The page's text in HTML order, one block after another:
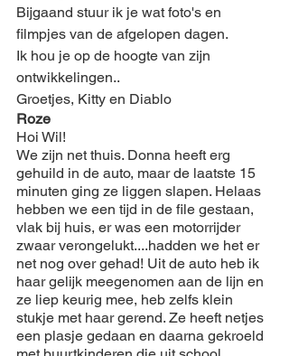
Bijgaand stuur ik je wat foto's en
filmpjes van de afgelopen dagen.
Ik hou je op de hoogte van zijn
ontwikkelingen..
Groetjes, Kitty en Diablo
Roze
Hoi Wil!
We zijn net thuis. Donna heeft erg
gehuild in de auto, maar de laatste 15
minuten ging ze liggen slapen. Helaas
hebben we een tijd in de file gestaan,
vlak bij huis, er was een motorrijder
zwaar verongelukt....hadden we het er
net nog over gehad! Uit de auto heb ik
haar gelijk meegenomen aan de lijn en
ze liep keurig mee, heb zelfs klein
stukje met haar gerend. Ze heeft netjes
een plasje gedaan en daarna gekroeld